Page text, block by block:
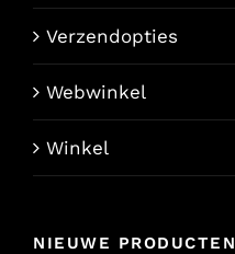
Verzendopties
Webwinkel
Winkel
NIEUWE PRODUCTEN